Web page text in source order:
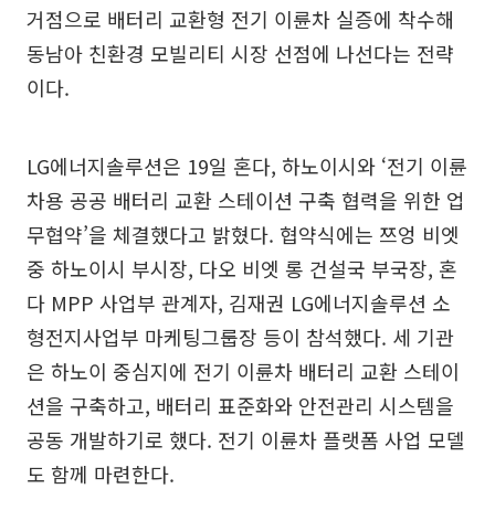
거점으로 배터리 교환형 전기 이륜차 실증에 착수해
동남아 친환경 모빌리티 시장 선점에 나선다는 전략
이다.
LG에너지솔루션은 19일 혼다, 하노이시와 ‘전기 이륜
차용 공공 배터리 교환 스테이션 구축 협력을 위한 업
무협약’을 체결했다고 밝혔다. 협약식에는 쯔엉 비엣
중 하노이시 부시장, 다오 비엣 롱 건설국 부국장, 혼
다 MPP 사업부 관계자, 김재권 LG에너지솔루션 소
형전지사업부 마케팅그룹장 등이 참석했다. 세 기관
은 하노이 중심지에 전기 이륜차 배터리 교환 스테이
션을 구축하고, 배터리 표준화와 안전관리 시스템을
공동 개발하기로 했다. 전기 이륜차 플랫폼 사업 모델
도 함께 마련한다.